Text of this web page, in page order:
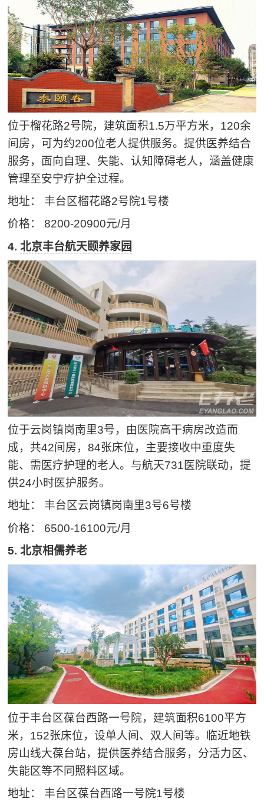
位于榴花路2号院，建筑面积1.5万平方米，120余
间房，可为约200位老人提供服务。提供医养结合
服务，面向自理、失能、认知障碍老人，涵盖健康
管理至安宁疗护全过程。
地址： 丰台区榴花路2号院1号楼
价格： 8200-20900元/月
4.北京丰台航天颐养家园
位于云岗镇岗南里3号，由医院高干病房改造而
成，共42间房，84张床位，主要接收中重度失
能、需医疗护理的老人。与航天731医院联动，提
供24小时医护服务。
地址： 丰台区云岗镇岗南里3号6号楼
价格： 6500-16100元/月
5. 北京相儒养老
位于丰台区葆台西路一号院，建筑面积6100平方
米，152张床位，设单人间、双人间等。临近地铁
房山线大葆台站，提供医养结合服务，分活力区、
失能区等不同照料区域。
地址： 丰台区葆台西路一号院1号楼